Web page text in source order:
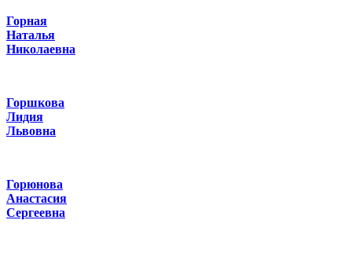
Горная
Наталья
Николаевна
Горшкова
Лидия
Львовна
Горюнова
Анастасия
Сергеевна